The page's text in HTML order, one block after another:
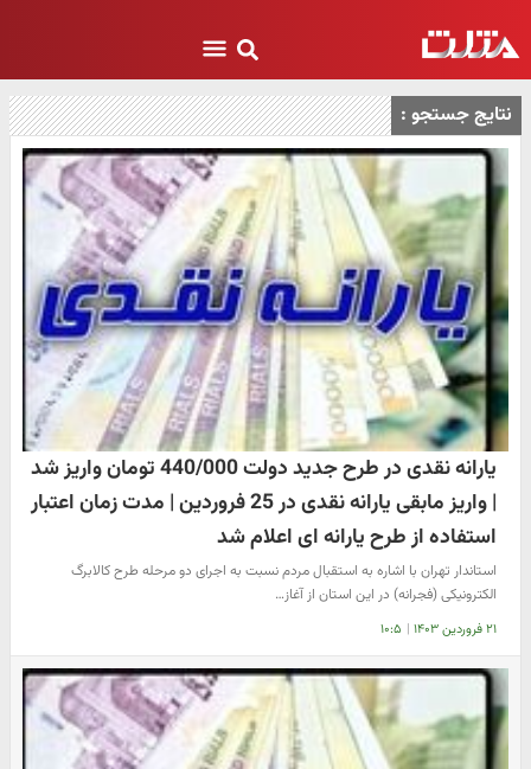
نتایج جستجو :
یارانه نقدی در طرح جدید دولت 440/000 تومان واریز شد
| واریز مابقی یارانه نقدی در 25 فروردین | مدت زمان اعتبار
استفاده از طرح یارانه ای اعلام شد
استاندار تهران با اشاره به استقبال مردم نسبت به اجرای دو مرحله طرح کالابرگ
الکترونیکی (فجرانه) در این استان از آغاز…
۲۱ فروردین ۱۴۰۳ | ۱۰:۵